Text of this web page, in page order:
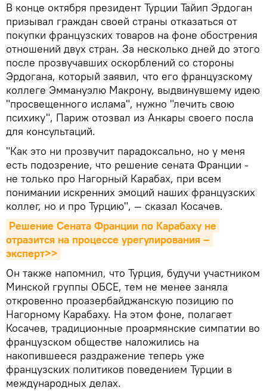
В конце октября президент Турции Тайип Эрдоган
призывал граждан своей страны отказаться от
покупки французских товаров на фоне обострения
отношений двух стран. За несколько дней до этого
после прозвучавших оскорблений со стороны
Эрдогана, который заявил, что его французскому
коллеге Эммануэлю Макрону, выдвинувшему идею
"просвещенного ислама", нужно "лечить свою
психику", Париж отозвал из Анкары своего посла
для консультаций.
"Как это ни прозвучит парадоксально, но у меня
есть подозрение, что решение сената Франции -
не только про Нагорный Карабах, при всем
понимании искренних эмоций наших французских
коллег, но и про Турцию", — сказал Косачев.
Решение Сената Франции по Карабаху не
отразится на процессе урегулирования –
эксперт>>
Он также напомнил, что Турция, будучи участником
Минской группы ОБСЕ, тем не менее заняла
откровенно проазербайджанскую позицию по
Нагорному Карабаху. На этом фоне, полагает
Косачев, традиционные проармянские симпатии во
французском обществе наложились на
накопившееся раздражение теперь уже
французских политиков поведением Турции в
международных делах.